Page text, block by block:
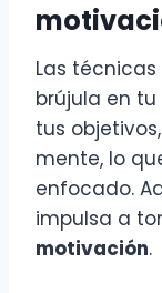
Las
brújula en tu
tus
mente, lo
enfocado.
impulsa a
motivación.